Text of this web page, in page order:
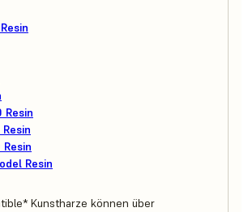
Resin
Resin
Kunstharze können über